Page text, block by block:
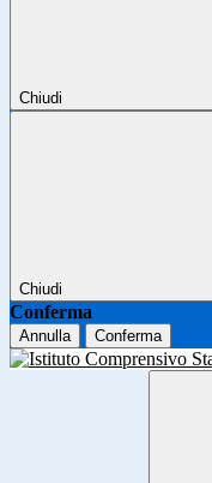
Chiudi
Chiudi
Conferma
Annulla Conferma